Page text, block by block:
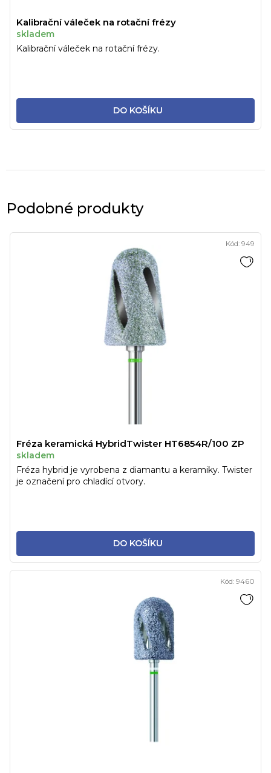
Kalibrační váleček na rotační frézy
skladem
DO KOŠÍKU
Kalibrační váleček na rotační frézy.
Podobné produkty
Fréza keramická HybridTwister HT6854R/100 ZP
skladem
DO KOŠÍKU
Fréza hybrid je vyrobena z diamantu a keramiky. Twister
je označení pro chladící otvory.
Kód: 949
Kód: 9460